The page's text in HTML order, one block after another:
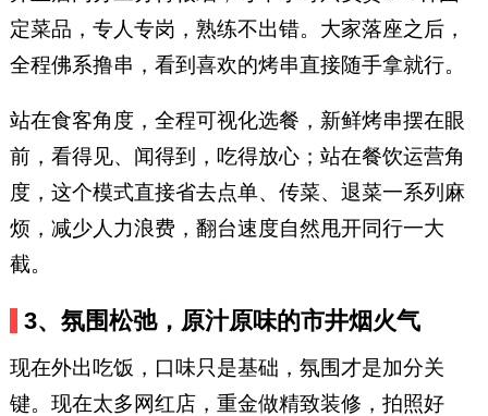
定菜品，专人专岗，熟练不出错。大家落座之后，
全程佛系撸串，看到喜欢的烤串直接随手拿就行。
站在食客角度，全程可视化选餐，新鲜烤串摆在眼
前，看得见、闻得到，吃得放心；站在餐饮运营角
度，这个模式直接省去点单、传菜、退菜一系列麻
烦，减少人力浪费，翻台速度自然甩开同行一大
截。
3、氛围松弛，原汁原味的市井烟火气
现在外出吃饭，口味只是基础，氛围才是加分关
键。现在太多网红店，重金做精致装修，拍照好